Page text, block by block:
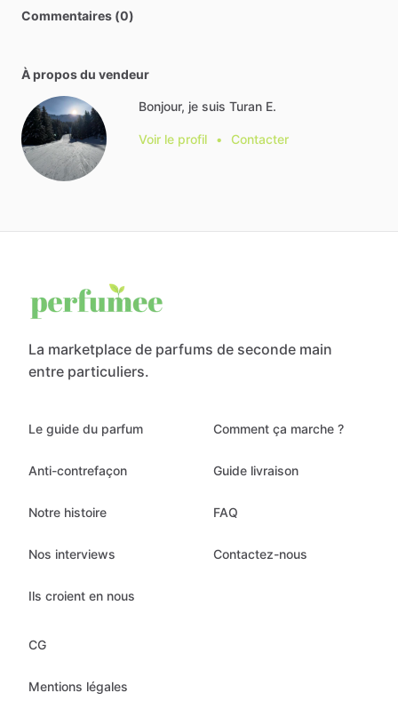
Commentaires (0)
À propos du vendeur
Bonjour, je suis Turan E.
Voir le profil • Contacter
La marketplace de parfums de seconde main
entre particuliers.
Le guide du parfum
Anti-contrefaçon
Notre histoire
Nos interviews
Ils croient en nous
Comment ça marche ?
Guide livraison
FAQ
Contactez-nous
CG
Mentions légales